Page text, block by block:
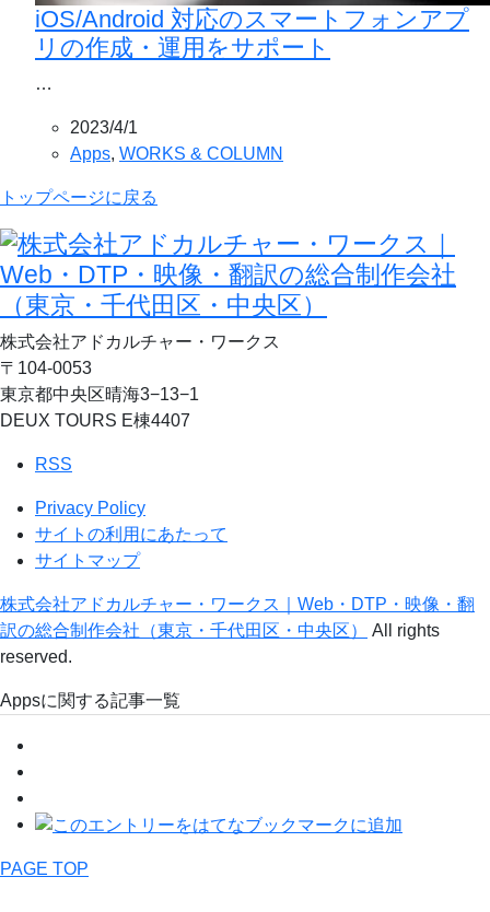
iOS/Android 対応のスマートフォンアプ
リの作成・運用をサポート
…
2023/4/1
Apps, WORKS & COLUMN
トップページに戻る
株式会社アドカルチャー・ワークス
〒104-0053
東京都中央区晴海3−13−1
DEUX TOURS E棟4407
RSS
Privacy Policy
サイトの利用にあたって
サイトマップ
株式会社アドカルチャー・ワークス｜Web・DTP・映像・翻
訳の総合制作会社（東京・千代田区・中央区）
All rights
reserved.
Appsに関する記事一覧
PAGE TOP